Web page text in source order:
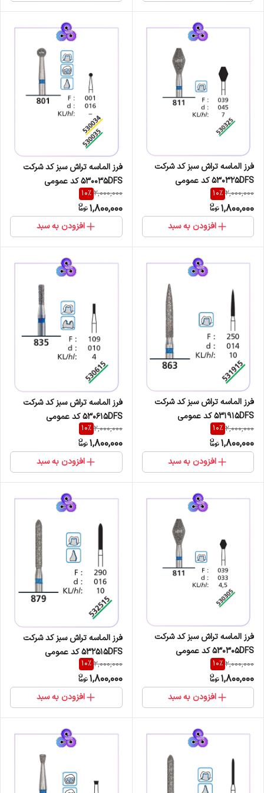
فرز الماسه تراش سبز کد شرکت
530325DFS کد عمومی
811/039/045
2,000,000
10%
1,800,000
افزودن به سبد
فرز الماسه تراش سبز کد شرکت
530035DFS کد عمومی
801/001/016
2,000,000
10%
1,800,000
افزودن به سبد
فرز الماسه تراش سبز کد شرکت
531915DFS کد عمومی
863/250/014
2,000,000
10%
1,800,000
افزودن به سبد
فرز الماسه تراش سبز کد شرکت
530615DFS کد عمومی
835/109/010
2,000,000
10%
1,800,000
افزودن به سبد
فرز الماسه تراش سبز کد شرکت
530305DFS کد عمومی
811/039/033
2,000,000
10%
1,800,000
افزودن به سبد
فرز الماسه تراش سبز کد شرکت
532515DFS کد عمومی
879/290/016
2,000,000
10%
1,800,000
افزودن به سبد